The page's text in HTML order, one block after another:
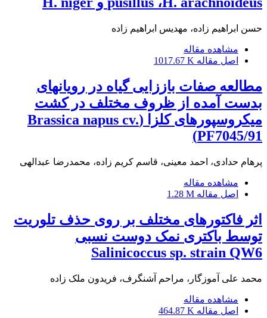
حسن ابراهیم زاده، مهدیس ابراهیم زاده
مشاهده مقاله
اصل مقاله 1017.67 K
مطالعه صفات باززایی گیاه در رویانهای
بدست آمده از ظروف مختلف در کشت
میکروسپورهای کلزا (Brassica napus cv.
PF7045/91)
پرهام حدادی، احمد معینی، قاسم کریم زاده، محمدرضا عبدالهی
مشاهده مقاله
اصل مقاله 1.28 M
اثر فاکتورهای مختلف بر روی حذف تلوریت
توسط باکتری نمک دوست نسبی
Salinicoccus sp. strain QW6
محمد علی آموزگار، مراحم آشنگرف، فریدون ملک زاده
مشاهده مقاله
اصل مقاله 464.87 K